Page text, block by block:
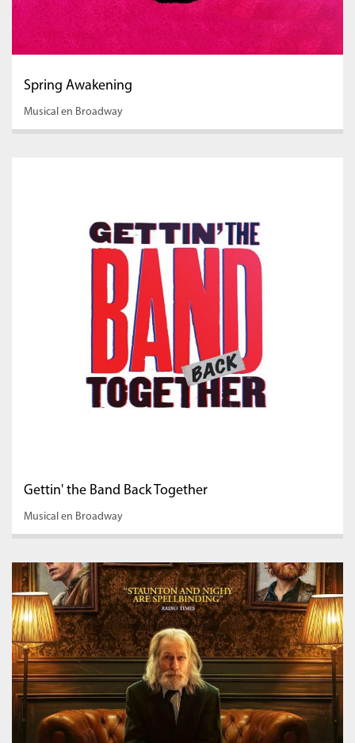
Spring Awakening
Musical en Broadway
Gettin' the Band Back Together
Musical en Broadway